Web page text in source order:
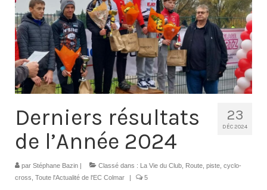
Le Club
Contacts
Histoire
1950 à 1969
1980 à 1987
1997 à 2007
23
DÉC 2024
Derniers résultats
de l’Année 2024
par Stéphane Bazin Classé dans : La Vie du Club, Route, piste, cyclo-
cross, Toute l'Actualité de l'EC Colmar 5